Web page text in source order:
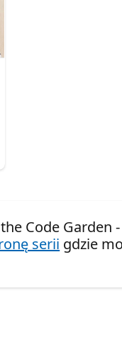
Code Garden
serii gdzie